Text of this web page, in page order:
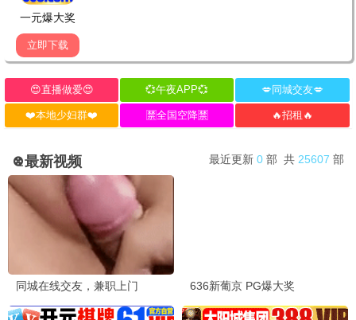
流浪地球3
2026 / 科幻 / 灾难